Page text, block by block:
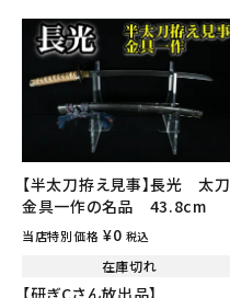
【半太刀拵え見事】長光 太刀
金具一作の名品 43.8cm
当店特別価格 ¥0 税込
在庫切れ